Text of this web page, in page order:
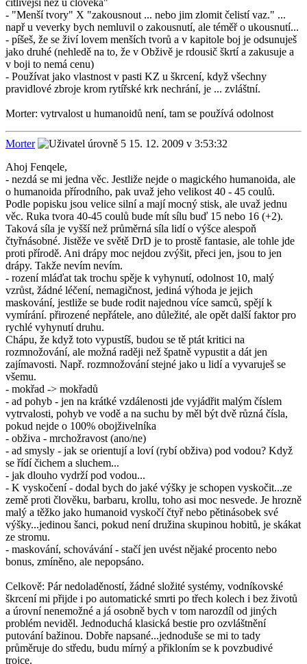
citlivější než u člověka"
- "Menší tvory" X "zakousnout ... nebo jim zlomit čelistí vaz." ...
např u veverky bych nemluvil o zakousnutí, ale téměř o ukousnutí...
- píšeš, že se živí lovem menších tvorů a v kapitole boj je odsunuješ
jako druhé (nehledě na to, že v Obživě je rdousič škrtí a zakusuje a
v boji to nemá cenu)
- Používat jako vlastnost v pasti KZ u škrcení, když všechny
pravidlové zbroje krom rytířské krk nechrání, je ... zvláštní.
Morter: vytrvalost u humanoidů není, tam se používá odolnost
Morter
15. 12. 2009 v 3:53:32
Ahoj Fenqele,
- nezdá se mi jedna věc. Jestliže nejde o magického humanoida, ale
o humanoida přírodního, pak uvaž jeho velikost 40 - 45 coulů.
Podle popisku jsou velice silní a mají mocný stisk, ale uvaž jednu
věc. Ruka tvora 40-45 coulů bude mít sílu buď 15 nebo 16 (+2).
Taková síla je vyšší než průměrná síla lidí o výšce alespoň
čtyřnásobné. Jistěže ve světě DrD je to prostě fantasie, ale tohle jde
proti přírodě. Ani drápy moc nejdou zvýšit, přeci jen, jsou to jen
drápy. Takže nevím nevím.
- rození mláďat tak trochu spěje k vyhynutí, odolnost 10, malý
vzrůst, žádné léčení, nemagičnost, jediná výhoda je jejich
maskování, jestliže se bude rodit najednou více samců, spějí k
vymírání. přirozené nepřátele, ano důležité, ale opět další faktor pro
rychlé vyhynutí druhu.
Chápu, že když toto vypustíš, budou se tě ptát kritici na
rozmnožování, ale možná raději než špatně vypustit a dát jen
zajímavosti. Např. rozmnožování stejné jako u lidí a vyvaruješ se
všemu.
- mokřad -> mokřadů
- ad pohyb - jen na krátké vzdálenosti jde vyjádřit malým číslem
vytrvalosti, pohyb ve vodě a na suchu by měl být dvě různá čísla,
pokud nejde o 100% obojživelníka
- obživa - mrchožravost (ano/ne)
- ad smysly - jak se orientují a loví (rybí obživa) pod vodou? Když
se řídí čichem a sluchem...
- jak dlouho vydrží pod vodou...
- K vyskočení - dodal bych do jaké výšky je schopen vyskočit...ze
země proti člověku, barbaru, krollu, toho asi moc nesvede. Je hrozně
malý a těžko jako humanoid vyskočí čtyř nebo pětinásobek své
výšky...jedinou šanci, pokud není družina skupinou hobitů, je skákat
ze stromu.
- maskování, schovávání - stačí jen uvést nějaké procento nebo
bonus, zmíněno, ale nepopsáno.
Celkově: Pár nedoladěností, žádné složité systémy, vodníkovské
škrcení mi přijde i po automatické smrti po třech kolech i bez životů
a úrovní nenemožné a já osobně bych v tom narozdíl od jiných
problém neviděl. Jednoduchá klasická bestie pro ozvláštnění
putování bažinou. Dobře napsané...jednoduše se mi to tady
průměruje do středu, budu mírný a přikloním se k povzbudivé
trojce.